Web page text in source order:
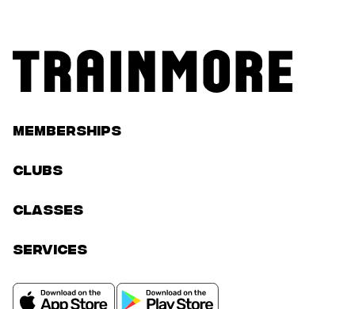
Memberships
Clubs
classes
services